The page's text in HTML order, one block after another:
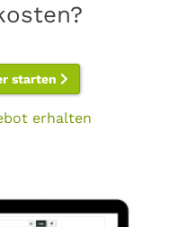
starten
erhalten